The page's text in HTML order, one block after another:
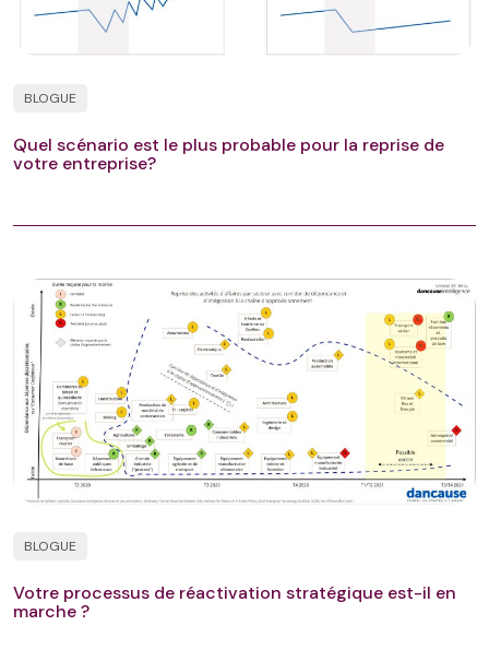
BLOGUE
Quel scénario est le plus probable pour la reprise de
votre entreprise?
BLOGUE
Votre processus de réactivation stratégique est-il en
marche ?